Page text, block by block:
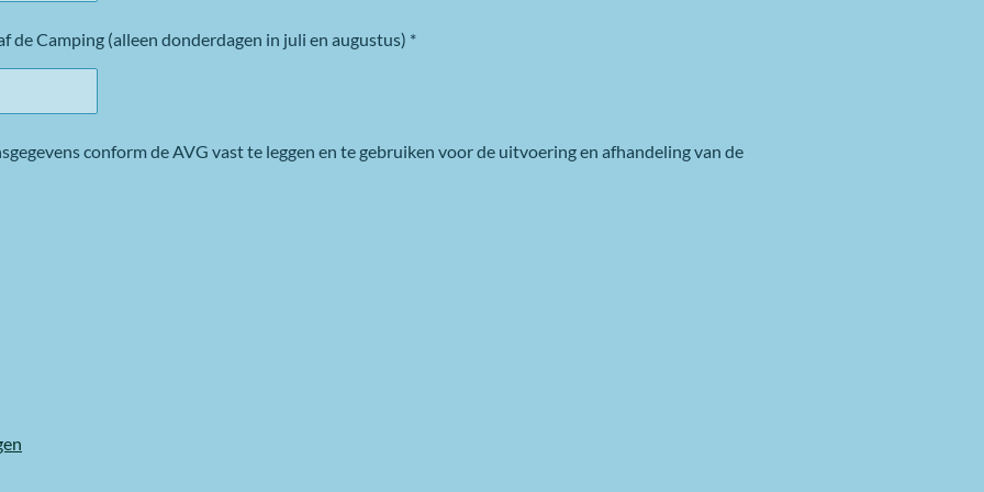
Camping (alleen donderdagen in juli en augustus) *
conform de AVG vast te leggen en te gebruiken voor de uitvoering en afhandeling van de